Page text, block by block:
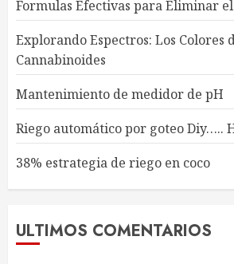
Formulas Efectivas para Eliminar
Explorando Espectros: Los Colores
Cannabinoides
Mantenimiento de medidor de pH
Riego automático por goteo Diy…..
38% estrategia de riego en coco
ULTIMOS COMENTARIOS